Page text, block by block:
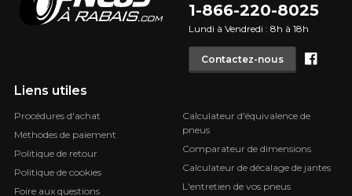
1-866-220-8025
Lundi à Vendredi : 8h à 18h
Contactez-nous
Liens utiles
Procédures d'achat
Méthodes de paiement
Politique de retour
Politique de cookies
Foire aux questions
Calculateur d'équivalence de
pneus
Comparateur de dimensions
Calculateur de décalage de jantes
L'entretien de vos pneus